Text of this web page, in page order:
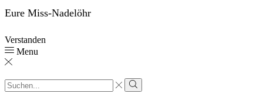
Eure Miss-Nadelöhr
Verstanden
Menu
Sucheingabe
Suche